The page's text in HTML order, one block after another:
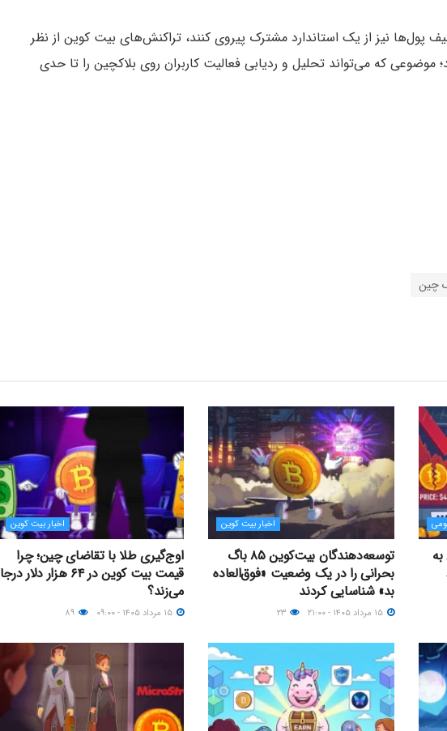
پول‌ها نیز از یک استاندارد مشترک پیروی کنند، تراکنش‌های بیت کوین از نظر
که می‌تواند تحلیل و ردیابی فعالیت کاربران روی بلاکچین را تا حدی
چین
اخبار بیت کوین
توسعه‌دهندگان بیت‌کوین ۸۵ باگ
بحرانی را در یک وضعیت «فوق‌العاده
بد» شناسایی کردند
اخبار بیت کوین
اوج‌گیری طلا با تقاضای چین؛ چرا
قیمت بیت کوین در ۶۴ هزار دلار درجا
می‌زند؟